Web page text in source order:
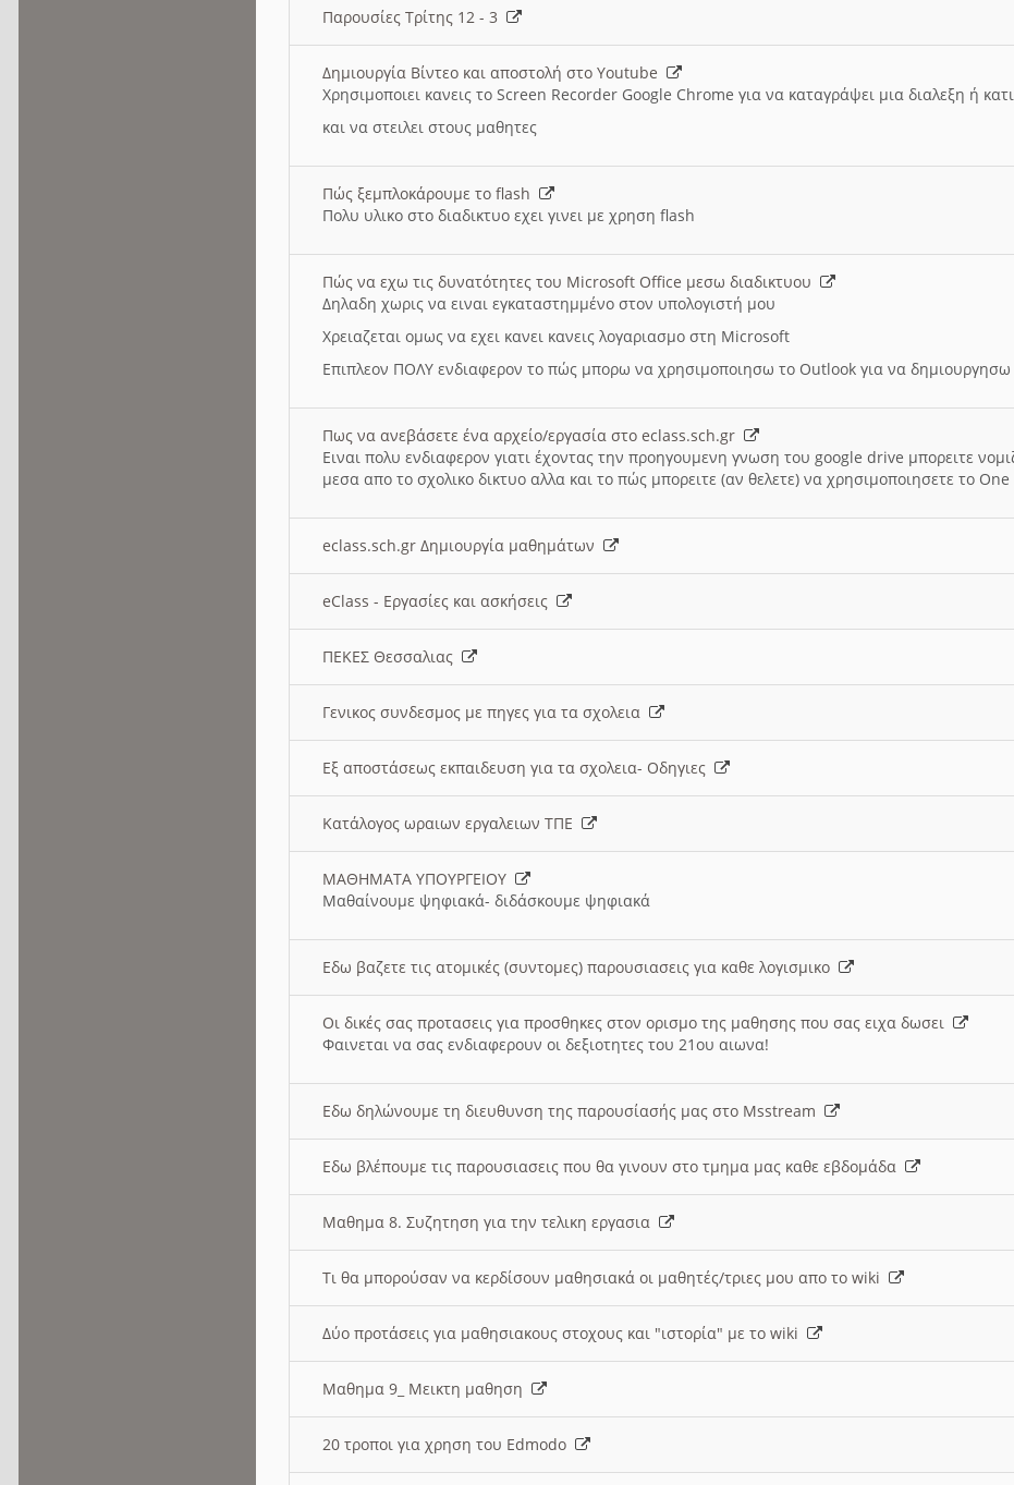
Παρουσίες Τρίτης 12 - 3
Δημιουργία Βίντεο και αποστολή στο Youtube
Χρησιμοποιει κανεις το Screen Recorder Google Chrome για να καταγράψει μια διαλεξη ή
και να στειλει στους μαθητες
Πώς ξεμπλοκάρουμε το flash
Πολυ υλικο στο διαδικτυο εχει γινει με χρηση flash
Πώς να εχω τις δυνατότητες του Microsoft Office μεσω διαδικτυου
Δηλαδη χωρις να ειναι εγκαταστημμένο στον υπολογιστή μου
Χρειαζεται ομως να εχει κανει κανεις λογαριασμο στη Microsoft
Επιπλεον ΠΟΛΥ ενδιαφερον το πώς μπορω να χρησιμοποιησω το Outlook για να
Πως να ανεβάσετε ένα αρχείο/εργασία στο eclass.sch.gr
Ειναι πολυ ενδιαφερον γιατι έχοντας την προηγουμενη γνωση του google drive μπορειτε
μεσα απο το σχολικο δικτυο αλλα και το πώς μπορειτε (αν θελετε) να χρησιμοποιησετε το
eclass.sch.gr Δημιουργία μαθημάτων
eClass - Εργασίες και ασκήσεις
ΠΕΚΕΣ Θεσσαλιας
Γενικος συνδεσμος με πηγες για τα σχολεια
Εξ αποστάσεως εκπαιδευση για τα σχολεια- Οδηγιες
Κατάλογος ωραιων εργαλειων ΤΠΕ
ΜΑΘΗΜΑΤΑ ΥΠΟΥΡΓΕΙΟΥ
Μαθαίνουμε ψηφιακά- διδάσκουμε ψηφιακά
Εδω βαζετε τις ατομικές (συντομες) παρουσιασεις για καθε λογισμικο
Οι δικές σας προτασεις για προσθηκες στον ορισμο της μαθησης που σας ειχα δωσει
Φαινεται να σας ενδιαφερουν οι δεξιοτητες του 21ου αιωνα!
Εδω δηλώνουμε τη διευθυνση της παρουσίασής μας στο Msstream
Εδω βλέπουμε τις παρουσιασεις που θα γινουν στο τμημα μας καθε εβδομάδα
Μαθημα 8. Συζητηση για την τελικη εργασια
Τι θα μπορούσαν να κερδίσουν μαθησιακά οι μαθητές/τριες μου απο το wiki
Δύο προτάσεις για μαθησιακους στοχους και "ιστορία" με το wiki
Μαθημα 9_ Μεικτη μαθηση
20 τροποι για χρηση του Edmodo